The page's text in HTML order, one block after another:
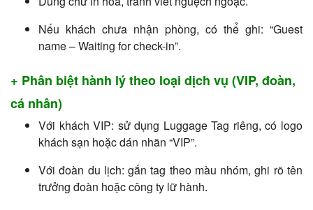
Nếu khách chưa nhận phòng, có thể ghi: “Guest
name – Waiting for check-in”.
+ Phân biệt hành lý theo loại dịch vụ (VIP, đoàn,
cá nhân)
Với khách VIP: sử dụng Luggage Tag riêng, có logo
khách sạn hoặc dán nhãn “VIP”.
Với đoàn du lịch: gắn tag theo màu nhóm, ghi rõ tên
trưởng đoàn hoặc công ty lữ hành.